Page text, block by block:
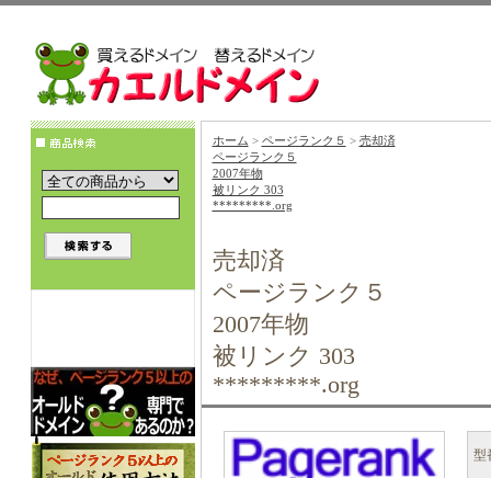
ホーム > ページランク５ > 売却済
ページランク５
2007年物
被リンク 303
*********.org
売却済
ページランク５
2007年物
被リンク 303
*********.org
型